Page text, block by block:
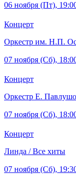
06 ноября (Пт),
Концерт
Оркестр им. Н.П.
07 ноября (Сб),
Концерт
Оркестр Е.
07 ноября (Сб),
Концерт
Линда / Все хиты
07 ноября (Сб),